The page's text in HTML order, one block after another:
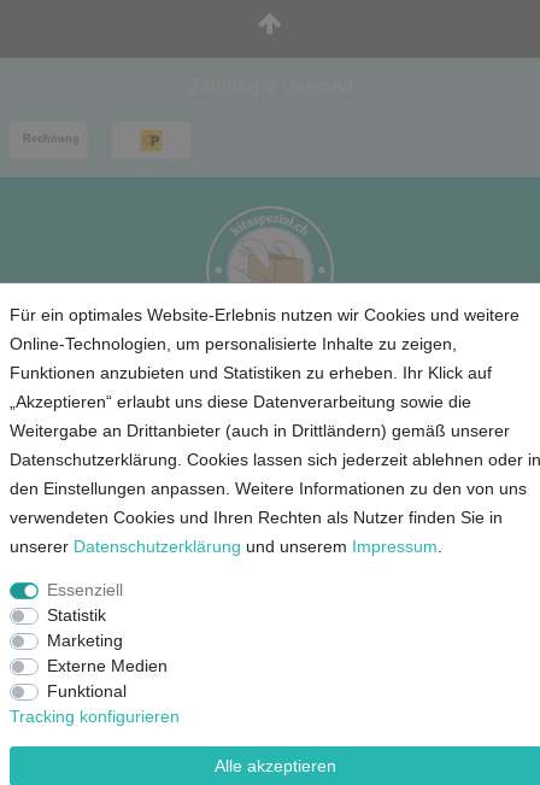
Für ein optimales Website-Erlebnis nutzen wir Cookies und weitere
Online-Technologien, um personalisierte Inhalte zu zeigen,
Funktionen anzubieten und Statistiken zu erheben. Ihr Klick auf
„Akzeptieren“ erlaubt uns diese Datenverarbeitung sowie die
Weitergabe an Drittanbieter (auch in Drittländern) gemäß unserer
Datenschutzerklärung. Cookies lassen sich jederzeit ablehnen oder in
den Einstellungen anpassen. Weitere Informationen zu den von uns
verwendeten Cookies und Ihren Rechten als Nutzer finden Sie in
unserer Daten­schutz­erklärung und unserem Impressum
Essenziell
Statistik
Marketing
Externe Medien
Funktional
Tracking konfigurieren
Alle akzeptieren
Service
Unternehmen
Kontakt
Impressum
© Copyright 2026 Lieblingsshop GmbH | Alle Rechte vorbehalten.